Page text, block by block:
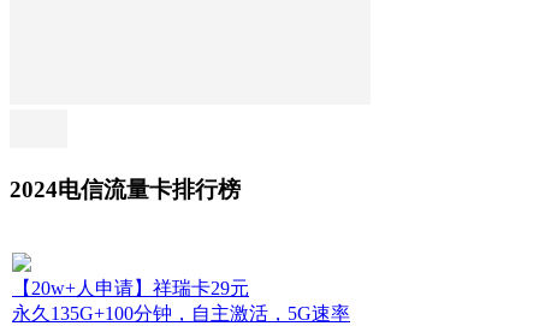
2024电信流量卡排行榜
【20w+人申请】祥瑞卡29元
永久135G+100分钟，自主激活，5G速率